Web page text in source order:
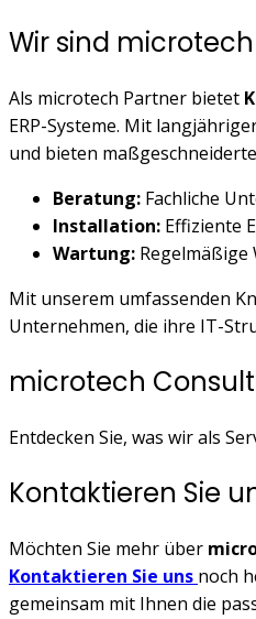
Wir sind
Als microtech Partner bietet
ERP-Systeme. Mit
und bieten
Beratung: Fachliche
Installation: Effiziente
Wartung:
Mit unserem umfassenden
Unternehmen, die ihre IT-
microtech
Entdecken Sie, was wir als
Kontaktieren Sie
Möchten Sie mehr über
Kontaktieren Sie uns noch
gemeinsam mit Ihnen die